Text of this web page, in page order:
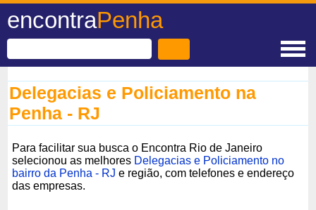
encontraPenha
Delegacias e Policiamento na
Penha - RJ
Para facilitar sua busca o Encontra Rio de Janeiro
selecionou as melhores Delegacias e Policiamento no
bairro da Penha - RJ e região, com telefones e endereço
das empresas.